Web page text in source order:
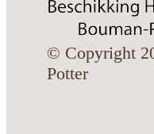
© Copyright
Potter